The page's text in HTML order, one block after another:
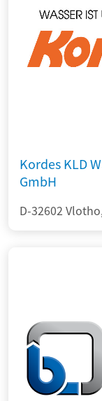
Kordes KLD
GmbH
D-32602